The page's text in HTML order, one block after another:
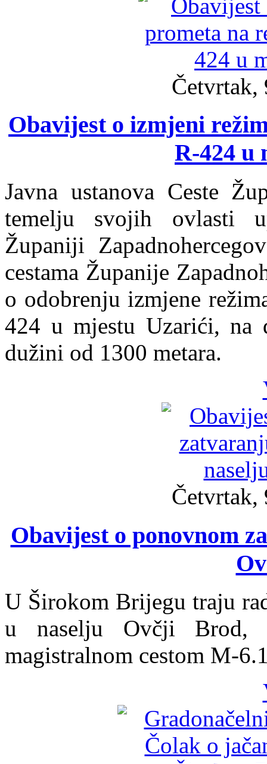
Četvrtak,
Obavijest o izmjeni
R-424 u
Javna ustanova Ceste
temelju svojih ovlasti
Županiji
cestama Županije
o odobrenju izmjene
424 u mjestu Uzarići, na
dužini od 1300 metara.
Četvrtak,
Obavijest o ponovnom
U Širokom Brijegu traju
u naselju Ovčji
magistralnom cestom M-